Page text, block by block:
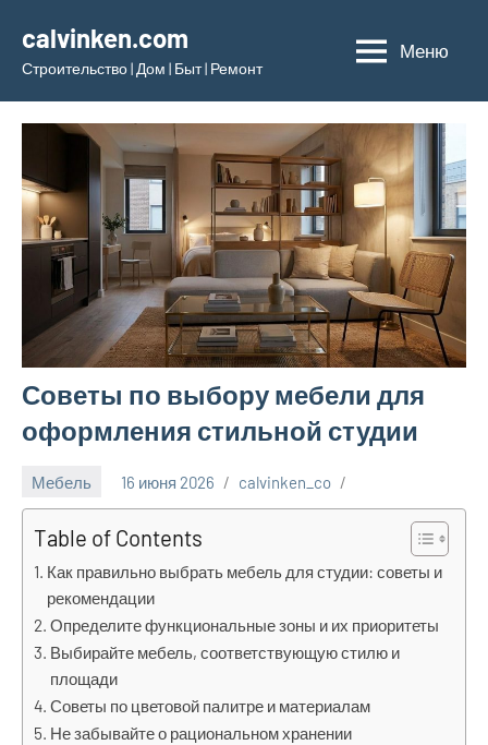
содержимому
calvinken.com
Строительство | Дом | Быт | Ремонт
Меню
Советы по выбору мебели для
оформления стильной студии
Мебель 16 июня 2026 calvinken_co
Table of Contents
Как правильно выбрать мебель для студии: советы и
рекомендации
Определите функциональные зоны и их приоритеты
Выбирайте мебель, соответствующую стилю и
площади
Советы по цветовой палитре и материалам
Не забывайте о рациональном хранении